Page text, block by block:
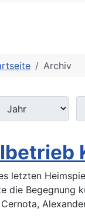
Archiv
Jahr
letzten
die Begegnung